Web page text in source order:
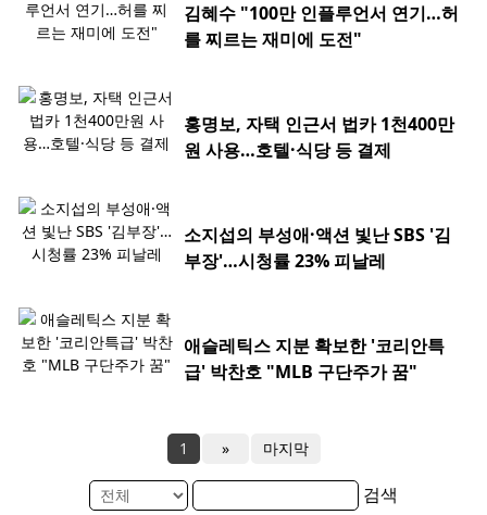
김혜수 "100만 인플루언서 연기…허
를 찌르는 재미에 도전"
홍명보, 자택 인근서 법카 1천400만
원 사용…호텔·식당 등 결제
소지섭의 부성애·액션 빛난 SBS '김
부장'…시청률 23% 피날레
애슬레틱스 지분 확보한 '코리안특
급' 박찬호 "MLB 구단주가 꿈"
1 » 마지막
검색